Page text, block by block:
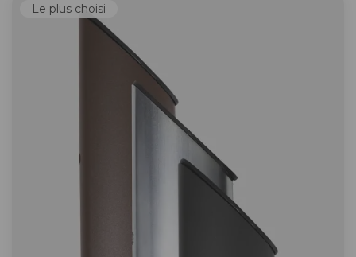
Le plus choisi